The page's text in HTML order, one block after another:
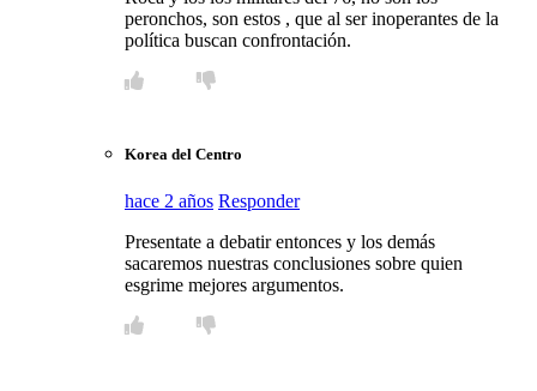
peronchos, son estos , que al ser inoperantes de la
política buscan confrontación.
Korea del Centro
hace 2 años Responder
Presentate a debatir entonces y los demás
sacaremos nuestras conclusiones sobre quien
esgrime mejores argumentos.